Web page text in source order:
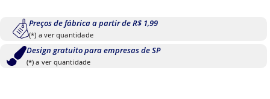
Preços de fábrica a partir de R$ 1,99
(*) a ver quantidade
Design gratuito para empresas de SP
(*) a ver quantidade